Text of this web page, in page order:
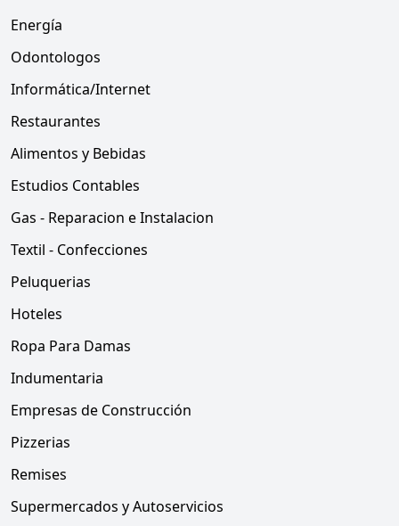
Energía
Odontologos
Informática/Internet
Restaurantes
Alimentos y Bebidas
Estudios Contables
Gas - Reparacion e Instalacion
Textil - Confecciones
Peluquerias
Hoteles
Ropa Para Damas
Indumentaria
Empresas de Construcción
Pizzerias
Remises
Supermercados y Autoservicios